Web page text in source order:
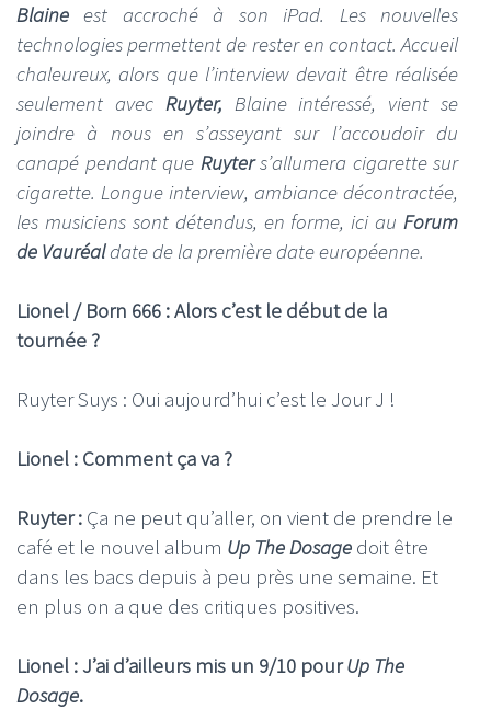
Blaine est accroché à son iPad. Les nouvelles
technologies permettent de rester en contact. Accueil
chaleureux, alors que l’interview devait être réalisée
seulement avec Ruyter, Blaine intéressé, vient se
joindre à nous en s’asseyant sur l’accoudoir du
canapé pendant que Ruyters’allumera cigarette sur
cigarette. Longue interview, ambiance décontractée,
les musiciens sont détendus, en forme, ici au Forum
de Vauréaldate de la première date européenne.
Lionel / Born 666 : Alors c’est le début de la
tournée ?
Ruyter Suys : Oui aujourd’hui c’est le Jour J !
Lionel : Comment ça va ?
Ruyter : Ça ne peut qu’aller, on vient de prendre le
café et le nouvel album Up The Dosage doit être
dans les bacs depuis à peu près une semaine. Et
en plus on a que des critiques positives.
Lionel : J’ai d’ailleurs mis un 9/10 pourUp The
Dosage.